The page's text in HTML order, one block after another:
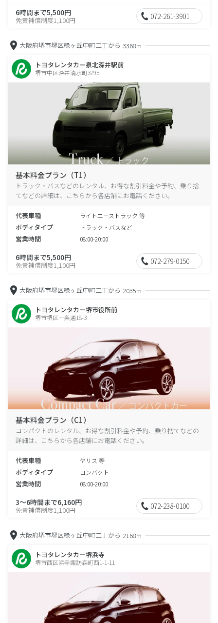
6時間まで5,500円
免責補償制度1,100円 072-261-3901
大阪府堺市堺区緑ヶ丘中町二丁から 3368m
トヨタレンタカー泉北深井駅前
堺市中区深井清水町3795
基本料金プラン（T1）
トラック・バスなどのレンタル、お得な割引料金や予約、乗り捨
てなどの詳細は、こちらから各店舗にお電話ください。
代表車種 ライトエーストラック 等
ボディタイプ トラック・バスなど
営業時間 08:00-20:00
6時間まで5,500円
免責補償制度1,100円 072-279-0150
大阪府堺市堺区緑ヶ丘中町二丁から 2035m
トヨタレンタカー堺市役所前
堺市堺区一条通18-3
基本料金プラン（C1）
コンパクトのレンタル、お得な割引料金や予約、乗り捨てなどの
詳細は、こちらから各店舗にお電話ください。
代表車種 ヤリス 等
ボディタイプ コンパクト
営業時間 08:00-20:00
3～6時間まで6,160円
免責補償制度1,100円 072-238-0100
大阪府堺市堺区緑ヶ丘中町二丁から 2168m
トヨタレンタカー堺浜寺
堺市西区浜寺諏訪森町西1-1-11